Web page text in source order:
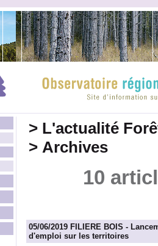
> L'actualité
> Archives
10
05/06/2019 FILIERE BOIS -
d'emploi sur les territoires